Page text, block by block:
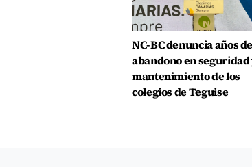
NC-BC denuncia años de
abandono en seguridad
mantenimiento de los
colegios de Teguise